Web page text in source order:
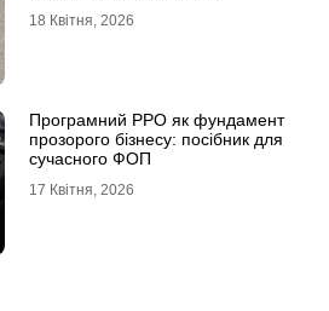
18 Квітня, 2026
Програмний РРО як фундамент
прозорого бізнесу: посібник для
сучасного ФОП
17 Квітня, 2026